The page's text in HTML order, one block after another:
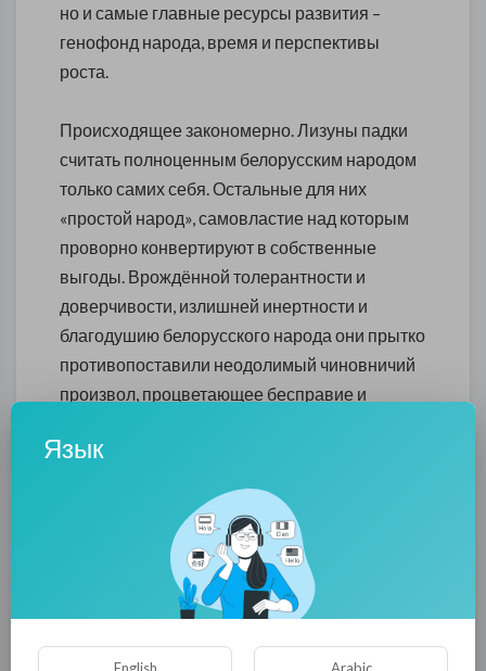
но и самые главные ресурсы развития –
генофонд народа, время и перспективы
роста.
Происходящее закономерно. Лизуны падки
считать полноценным белорусским народом
только самих себя. Остальные для них
«простой народ», самовластие над которым
проворно конвертируют в собственные
выгоды. Врождённой толерантности и
доверчивости, излишней инертности и
благодушию белорусского народа они прытко
противопоставили неодолимый чиновничий
произвол, процветающее бесправие и
предержащей своры. Сказанное резонно
двадцать один год у белорусов всё выел
тотальный страх!
Для А.Лукашенко и его кубла существующая
Её постоянно укрепляют. С той же целью,
Язык